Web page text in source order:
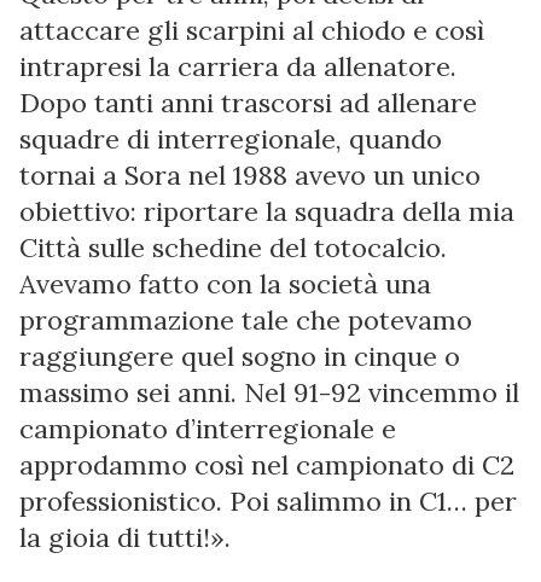
attaccare gli scarpini al chiodo e così
intrapresi la carriera da allenatore.
Dopo tanti anni trascorsi ad allenare
squadre di interregionale, quando
tornai a Sora nel 1988 avevo un unico
obiettivo: riportare la squadra della mia
Città sulle schedine del totocalcio.
Avevamo fatto con la società una
programmazione tale che potevamo
raggiungere quel sogno in cinque o
massimo sei anni. Nel 91-92 vincemmo il
campionato d’interregionale e
approdammo così nel campionato di C2
professionistico. Poi salimmo in C1… per
la gioia di tutti!».